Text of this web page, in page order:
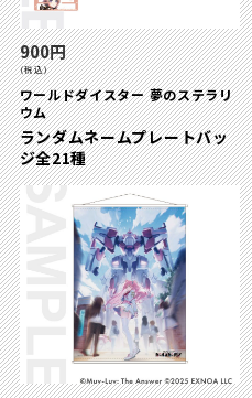
900円
(税込)
ワールドダイスター 夢のステラリ
ウム
ランダムネームプレートバッ
ジ全21種